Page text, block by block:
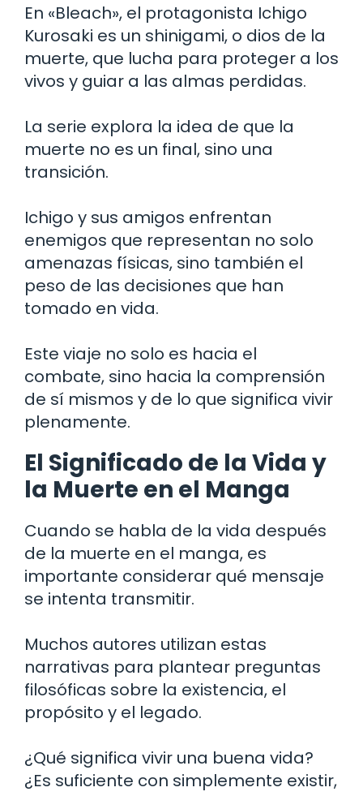
En «Bleach», el protagonista Ichigo
Kurosaki es un shinigami, o dios de la
muerte, que lucha para proteger a los
vivos y guiar a las almas perdidas.
La serie explora la idea de que la
muerte no es un final, sino una
transición.
Ichigo y sus amigos enfrentan
enemigos que representan no solo
amenazas físicas, sino también el
peso de las decisiones que han
tomado en vida.
Este viaje no solo es hacia el
combate, sino hacia la comprensión
de sí mismos y de lo que significa vivir
plenamente.
El Significado de la Vida y
la Muerte en el Manga
Cuando se habla de la vida después
de la muerte en el manga, es
importante considerar qué mensaje
se intenta transmitir.
Muchos autores utilizan estas
narrativas para plantear preguntas
filosóficas sobre la existencia, el
propósito y el legado.
¿Qué significa vivir una buena vida?
¿Es suficiente con simplemente existir,